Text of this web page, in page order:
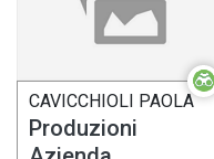
CAVICCHIOLI PAOLA
Produzioni